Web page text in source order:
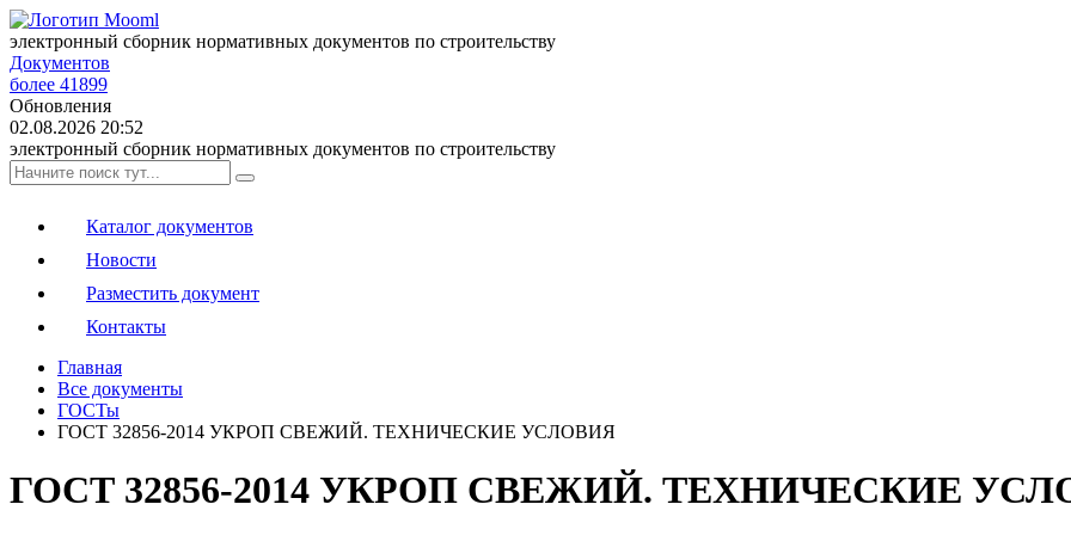
электронный сборник нормативных документов по строительству
Документов
более 41899
Обновления
02.08.2026 20:52
электронный сборник нормативных документов по строительству
Каталог документов
Новости
Разместить документ
Контакты
Главная
Все документы
ГОСТы
ГОСТ 32856-2014 УКРОП СВЕЖИЙ. ТЕХНИЧЕСКИЕ УСЛОВИЯ
ГОСТ 32856-2014 УКРОП СВЕЖИЙ. ТЕХНИЧЕСКИЕ